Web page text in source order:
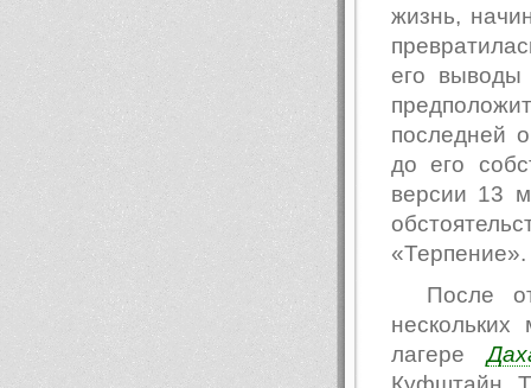
жизнь,
его выводы
последней
до его
версии 13
«Терпение».
После
лагере